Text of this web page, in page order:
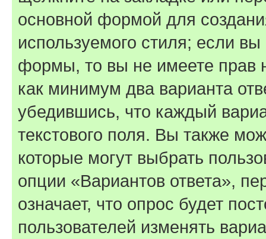
основной формой для
используемого стиля; если
формы, то вы не имеете прав
как минимум два варианта
убедившись, что каждый
текстового поля. Вы также
которые могут выбрать
опции «Вариантов ответа»,
означает, что опрос будет
пользователей изменять